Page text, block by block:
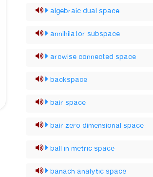
algebraic dual space
annihilator subspace
arcwise connected space
backspace
bair space
bair zero dimensional space
ball in metric space
banach analytic space